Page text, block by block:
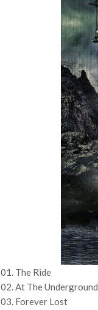
01. The Ride
02. At The Underground
03. Forever Lost